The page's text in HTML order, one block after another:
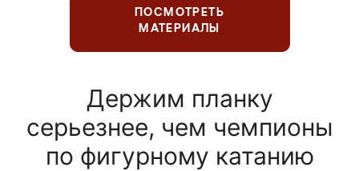
ПОСМОТРЕТЬ
МАТЕРИАЛЫ
Держим планку
серьезнее, чем чемпионы
по фигурному катанию